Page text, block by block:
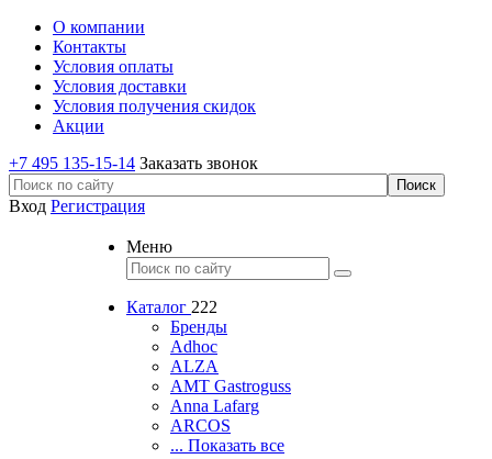
О компании
Контакты
Условия оплаты
Условия доставки
Условия получения скидок
Акции
+7 495 135-15-14 Заказать звонок
Вход Регистрация
Меню
Каталог 222
Бренды
Adhoc
ALZA
AMT Gastroguss
Anna Lafarg
ARCOS
... Показать все